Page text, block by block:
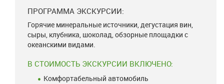
ПРОГРАММА ЭКСКУРСИИ:
Горячие минеральные источники, дегустация вин,
сыры, клубника, шоколад, обзорные площадки с
океанскими видами.
В СТОИМОСТЬ ЭКСКУРСИИ ВКЛЮЧЕНО:
Комфортабельный автомобиль